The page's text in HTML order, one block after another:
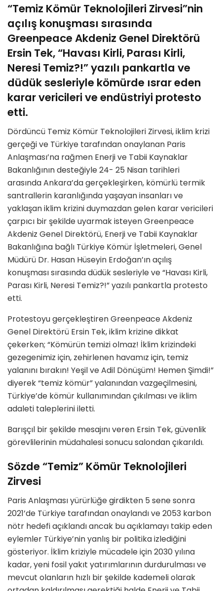
“Temiz Kömür Teknolojileri Zirvesi”nin
açılış konuşması sırasında
Greenpeace Akdeniz Genel Direktörü
Ersin Tek, “Havası Kirli, Parası Kirli,
Neresi Temiz?!” yazılı pankartla ve
düdük sesleriyle kömürde ısrar eden
karar vericileri ve endüstriyi protesto
etti.
Dördüncü Temiz Kömür Teknolojileri Zirvesi, iklim krizi
gerçeği ve Türkiye tarafından onaylanan Paris
Anlaşması’na rağmen Enerji ve Tabii Kaynaklar
Bakanlığının desteğiyle 24- 25 Nisan tarihleri
arasında Ankara’da gerçekleşirken, kömürlü termik
santrallerin karanlığında yaşayan insanları ve
yaklaşan iklim krizini duymazdan gelen karar vericileri
çarpıcı bir şekilde uyarmak isteyen Greenpeace
Akdeniz Genel Direktörü, Enerji ve Tabii Kaynaklar
Bakanlığına bağlı Türkiye Kömür İşletmeleri, Genel
Müdürü Dr. Hasan Hüseyin Erdoğan’ın açılış
konuşması sırasında düdük sesleriyle ve “Havası Kirli,
Parası Kirli, Neresi Temiz?!” yazılı pankartla protesto
etti.
Protestoyu gerçekleştiren Greenpeace Akdeniz
Genel Direktörü Ersin Tek, iklim krizine dikkat
çekerken; “Kömürün temizi olmaz! İklim krizindeki
gezegenimiz için, zehirlenen havamız için, temiz
yalanını bırakın! Yeşil ve Adil Dönüşüm! Hemen Şimdi!”
diyerek “temiz kömür” yalanından vazgeçilmesini,
Türkiye’de kömür kullanımından çıkılması ve iklim
adaleti taleplerini iletti.
Barışçıl bir şekilde mesajını veren Ersin Tek, güvenlik
görevlilerinin müdahalesi sonucu salondan çıkarıldı.
Sözde “Temiz” Kömür Teknolojileri
Zirvesi
Paris Anlaşması yürürlüğe girdikten 5 sene sonra
2021’de Türkiye tarafından onaylandı ve 2053 karbon
nötr hedefi açıklandı ancak bu açıklamayı takip eden
eylemler Türkiye’nin yanlış bir politika izlediğini
gösteriyor. İklim kriziyle mücadele için 2030 yılına
kadar, yeni fosil yakıt yatırımlarının durdurulması ve
mevcut olanların hızlı bir şekilde kademeli olarak